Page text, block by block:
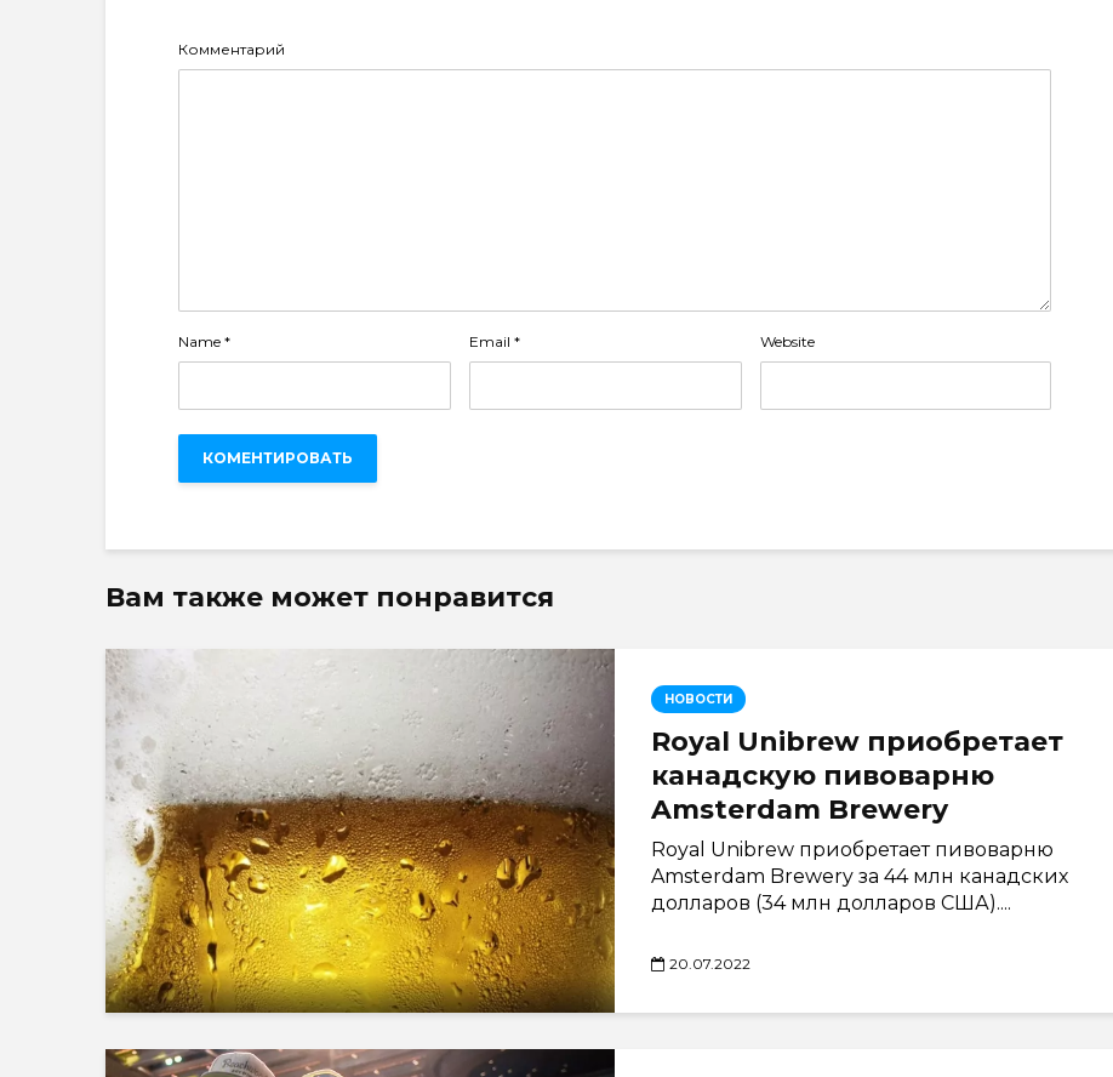
Комментарий
Name * Email * Website
Вам также может понравится
НОВОСТИ
Royal Unibrew приобретает
канадскую пивоварню
Amsterdam Brewery
Royal Unibrew приобретает пивоварню
Amsterdam Brewery за 44 млн канадских
долларов (34 млн долларов США)....
20.07.2022